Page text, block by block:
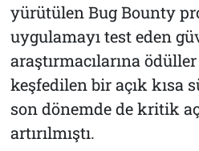
yürütülen Bug Bounty
uygulamayı test eden
araştırmacılarına
keşfedilen bir açık kısa
son dönemde de kritik
artırılmıştı.